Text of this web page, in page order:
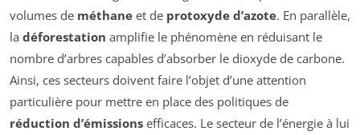
volumes de méthane et de protoxyde d’azote. En parallèle,
la déforestation amplifie le phénomène en réduisant le
nombre d’arbres capables d’absorber le dioxyde de carbone.
Ainsi, ces secteurs doivent faire l’objet d’une attention
particulière pour mettre en place des politiques de
réduction d’émissions efficaces. Le secteur de l’énergie à lui